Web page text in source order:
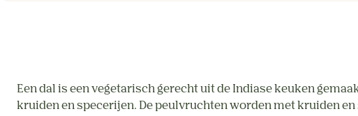
Een dal is een vegetarisch gerecht uit de Indiase keuken
kruiden en specerijen. De peulvruchten worden met kruiden en